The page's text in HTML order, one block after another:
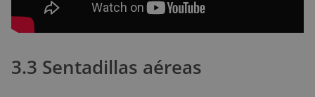
3.3 Sentadillas aéreas